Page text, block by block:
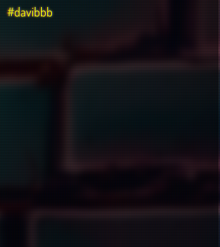
#davibbb